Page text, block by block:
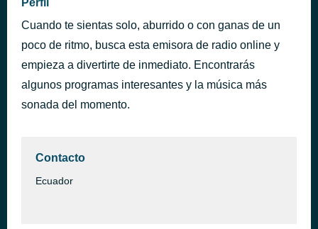
Perfil
Cuando te sientas solo, aburrido o con ganas de un
poco de ritmo, busca esta emisora de radio online y
empieza a divertirte de inmediato. Encontrarás
algunos programas interesantes y la música más
sonada del momento.
Contacto
Ecuador